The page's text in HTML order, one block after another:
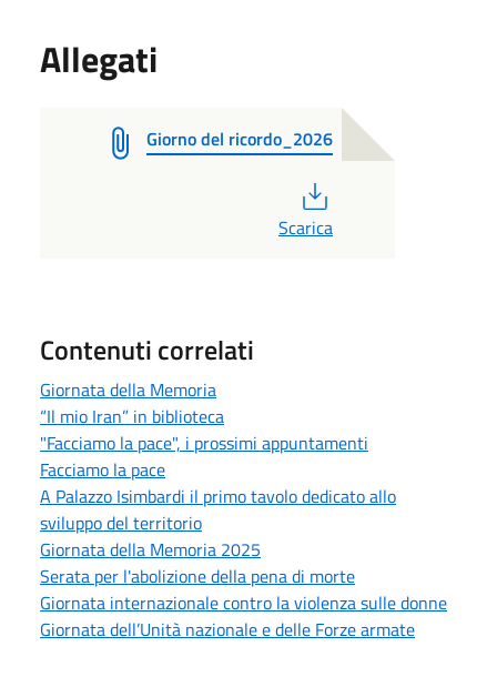
Allegati
Giorno del ricordo_2026
Scarica
Contenuti correlati
Giornata della Memoria
“Il mio Iran” in biblioteca
"Facciamo la pace", i prossimi appuntamenti
Facciamo la pace
A Palazzo Isimbardi il primo tavolo dedicato allo
sviluppo del territorio
Giornata della Memoria 2025
Serata per l'abolizione della pena di morte
Giornata internazionale contro la violenza sulle donne
Giornata dell’Unità nazionale e delle Forze armate